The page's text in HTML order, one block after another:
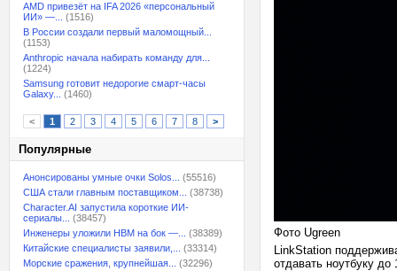
AMD привезёт на IFA 2026 «персональный
ИИ» —...
(1516)
В России создали первый маломощный...
(1153)
Anthropic начала набирать команду для...
(1224)
Samsung готовит недорогие смарт-часы
Galaxy...
(1460)
< 1 2 3 4 5 6 7 8 >
Популярные
Анонсированы умные очки Solos...
(55516)
США стали главным поставщиком...
(38738)
Character.AI запустила короткие ИИ-
сериалы...
(38457)
Инженеры уложили HBM на бок —...
(38389)
Китайские специалисты заявили,...
(33314)
Морские сражения, крупнейшая...
(32296)
Фото Ugreen
LinkStation
отдавать ноутбуку